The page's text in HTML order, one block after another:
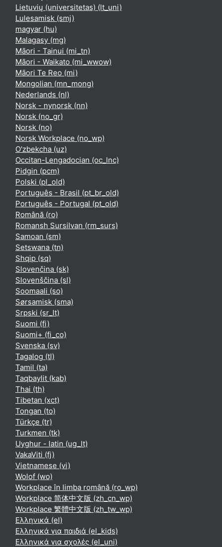
Lietuvių (universitetas) ‎(lt_uni)‎
Lulesamisk ‎(smj)‎
magyar ‎(hu)‎
Malagasy ‎(mg)‎
Māori - Tainui ‎(mi_tn)‎
Māori - Waikato ‎(mi_wwow)‎
Māori Te Reo ‎(mi)‎
Mongolian ‎(mn_mong)‎
Nederlands ‎(nl)‎
Norsk - nynorsk ‎(nn)‎
Norsk ‎(no_gr)‎
Norsk ‎(no)‎
Norsk Workplace ‎(no_wp)‎
O'zbekcha ‎(uz)‎
Occitan-Lengadocian ‎(oc_lnc)‎
Pidgin ‎(pcm)‎
Polski ‎(pl_old)‎
Português - Brasil ‎(pt_br_old)‎
Português - Portugal ‎(pt_old)‎
Română ‎(ro)‎
Romansh Sursilvan ‎(rm_surs)‎
Samoan ‎(sm)‎
Setswana ‎(tn)‎
Shqip ‎(sq)‎
Slovenčina ‎(sk)‎
Slovenščina ‎(sl)‎
Soomaali ‎(so)‎
Sørsamisk ‎(sma)‎
Srpski ‎(sr_lt)‎
Suomi ‎(fi)‎
Suomi+ ‎(fi_co)‎
Svenska ‎(sv)‎
Tagalog ‎(tl)‎
Tamil ‎(ta)‎
Taqbaylit ‎(kab)‎
Thai ‎(th)‎
Tibetan ‎(xct)‎
Tongan ‎(to)‎
Türkçe ‎(tr)‎
Turkmen ‎(tk)‎
Uyghur - latin ‎(ug_lt)‎
VakaViti ‎(fj)‎
Vietnamese ‎(vi)‎
Wolof ‎(wo)‎
Workplace în limba română ‎(ro_wp)‎
Workplace 简体中文版 ‎(zh_cn_wp)‎
Workplace 繁體中文版 ‎(zh_tw_wp)‎
Ελληνικά ‎(el)‎
Ελληνικά για παιδιά ‎(el_kids)‎
Ελληνικά για σχολές ‎(el_uni)‎